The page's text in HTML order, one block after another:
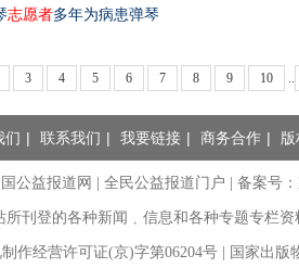
志愿者多年为病患弹琴
3 4 5 6 7 8 9 10 ..
们 | 联系我们 | 我要链接 | 商务合作 |
公益报道网 | 全民公益报道门户 |备案号
所刊登的各种新闻﹑信息和各种专题专栏
作经营许可证(京)字第06204号 | 国家出